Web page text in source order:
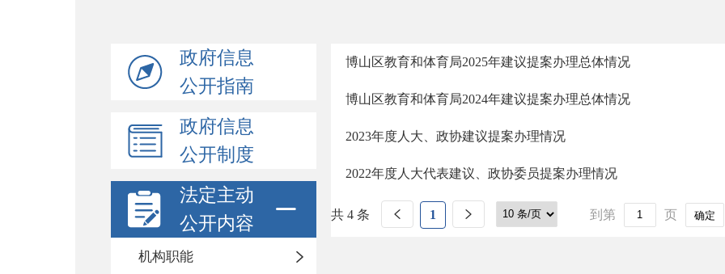
政府信息
公开指南
政府信息
公开制度
法定主动
公开内容
机构职能
博山区教育和体育局2025年建议提案办理总体情况
博山区教育和体育局2024年建议提案办理总体情况
2023年度人大、政协建议提案办理情况
2022年度人大代表建议、政协委员提案办理情况
共 4 条 1 到第 页 确定